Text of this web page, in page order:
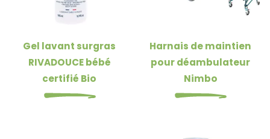
Gel lavant surgras
RIVADOUCE bébé
certifié Bio
Harnais de maintien
pour déambulateur
Nimbo